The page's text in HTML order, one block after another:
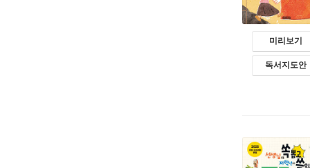
미리보기
독서지도안